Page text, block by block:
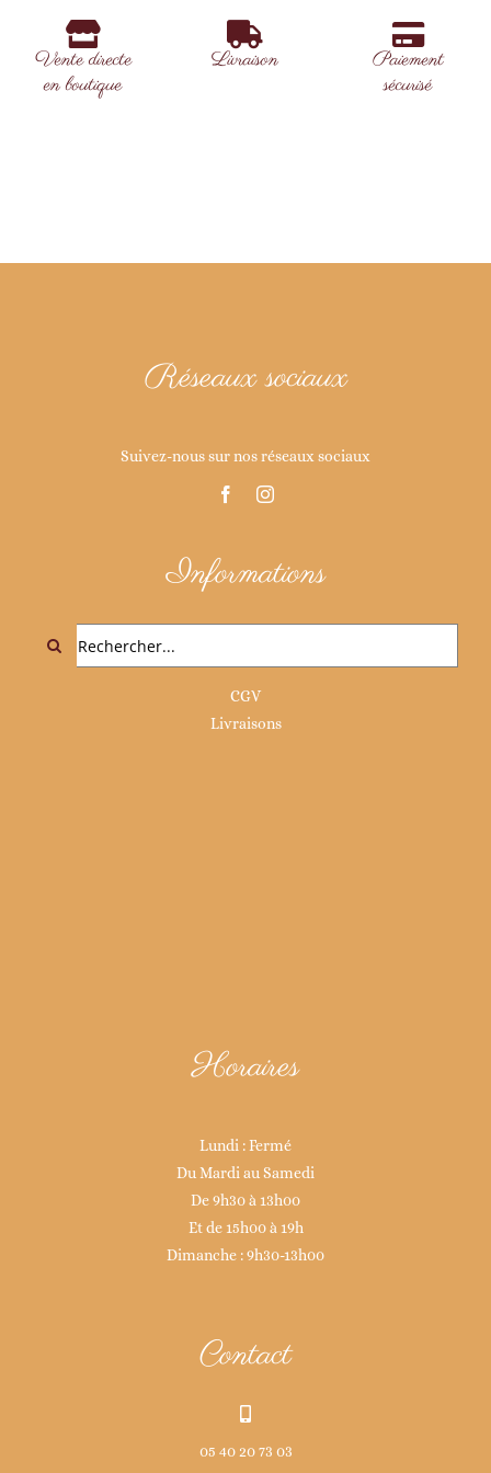
Vente directe
en boutique
Livraison
Paiement
sécurisé
Réseaux sociaux
Suivez-nous sur nos réseaux sociaux
Informations
Rechercher:
CGV
Livraisons
Horaires
Lundi : Fermé
Du Mardi au Samedi
De 9h30 à 13h00
Et de 15h00 à 19h
Dimanche : 9h30-13h00
Contact
05 40 20 73 03